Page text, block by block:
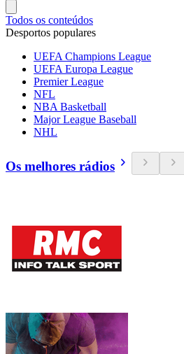
Todos os conteúdos
Desportos populares
UEFA Champions League
UEFA Europa League
Premier League
NFL
NBA Basketball
Major League Baseball
NHL
Os melhores rádios